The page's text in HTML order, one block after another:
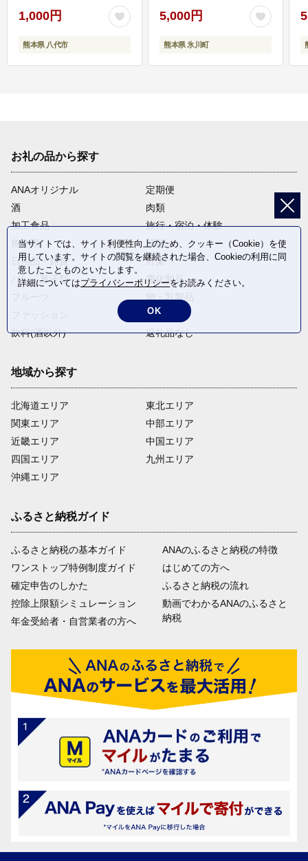
1,000円
熊本県 八代市
5,000円
熊本県 氷川町
お礼の品から探す
ANAオリジナル
定期便
酒
肉類
加工食品
旅行・宿泊・体験
魚介類
麺類
日用品・雑貨
野菜
パン・菓子類
電化製品
米・穀物
飲料(酒以外)
返礼品なし
地域から探す
北海道エリア
関東エリア
近畿エリア
四国エリア
沖縄エリア
東北エリア
中部エリア
中国エリア
九州エリア
ふるさと納税ガイド
ふるさと納税の基本ガイド
ワンストップ特例制度ガイド
確定申告のしかた
控除上限額シミュレーション
年金受給者・自営業者の方へ
ANAのふるさと納税の特徴
はじめての方へ
ふるさと納税の流れ
動画でわかるANAのふるさと
納税
当サイトでは、サイト利便性向上のため、クッキー（Cookie）を使
用しています。サイトの閲覧を継続された場合、Cookieの利用に同
意したことものといたします。
詳細についてはプライバシーポリシーをお読みください。
OK